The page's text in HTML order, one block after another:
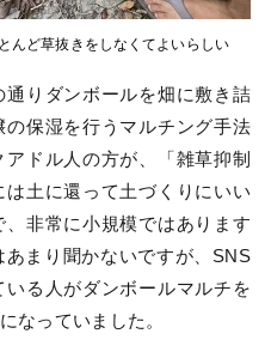
んど草抜きをしなくてよいらしい
りダンボールを畑に敷き詰
保湿を行うマルチング手法
ドル人の方が、「雑草抑制
土に還って土づくりにいい
非常に小規模ではあります
まり聞かないですが、SNS
る人がダンボールマルチを
なっていました。